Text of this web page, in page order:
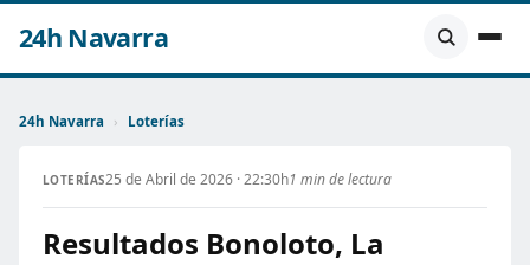
24h Navarra
24h Navarra › Loterías
LOTERÍAS25 de Abril de 2026 · 22:30h1 min de lectura
Resultados Bonoloto, La